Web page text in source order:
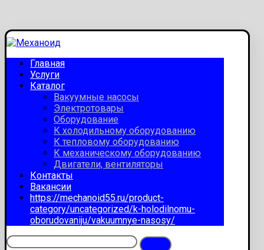
Главная
Услуги
Каталог
Вакуумные насосы
Электротовары
Оборудование
К холодильному оборудованию
К тепловому оборудованию
К механическому оборудованию
Двигатели, вентиляторы
Контакты
Вакансии
https://mechanoid55.ru/product-
category/uncategorized/k-holodilnomu-
oborudovaniju/vakuumnye-nasosy/